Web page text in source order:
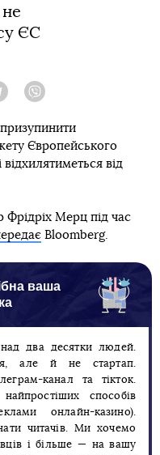
ЄС
Telegram
Європейського
від
Фрідріх Мерц під час
Bloomberg.
ваша
два десятки людей.
але й не стартап.
канал та тікток.
способів
онлайн-казино).
читачів. Ми хочемо
і більше — на вашу